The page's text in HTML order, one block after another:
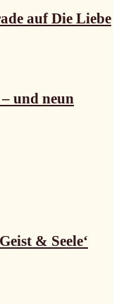
auf Die Liebe
und neun
& Seele‘